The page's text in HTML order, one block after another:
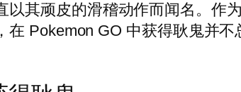
其顽皮的滑稽动作而闻名。作
Pokemon GO 中获得耿鬼并